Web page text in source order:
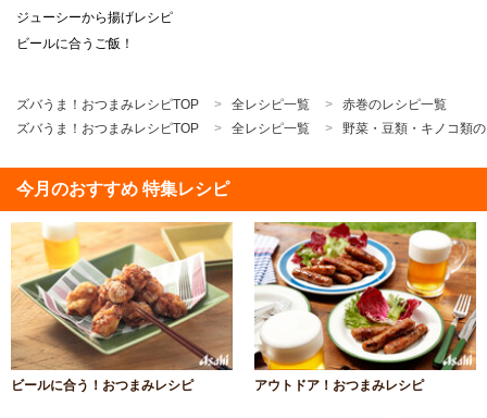
ジューシーから揚げレシピ
ビールに合うご飯！
ズバうま！おつまみレシピTOP 全レシピ一覧
赤巻のレシピ一覧
ズバうま！おつまみレシピTOP
全レシピ一覧 野菜・豆類・キノコ類
今月のおすすめ 特集レシピ
ビールに合う！おつまみレシピ アウトドア！おつまみレシピ